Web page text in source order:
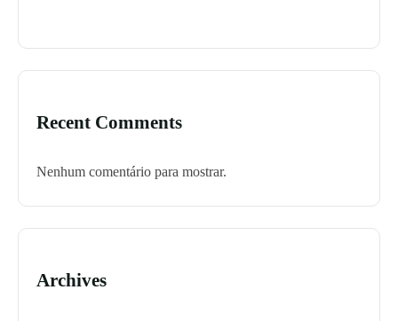
Recent Comments
Nenhum comentário para mostrar.
Archives